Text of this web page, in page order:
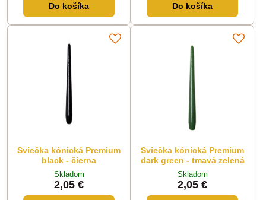
Do košíka Do košíka
Sviečka kónická Premium
black - čierna
Skladom
2,05 €
Sviečka kónická Premium
dark green - tmavá zelená
Skladom
2,05 €